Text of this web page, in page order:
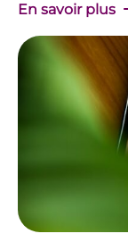
En savoir plus